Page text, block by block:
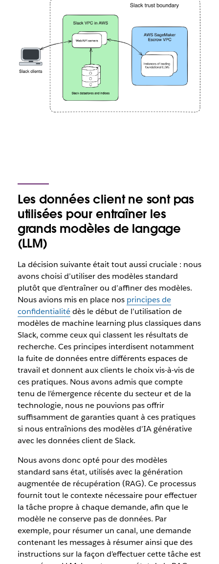
Les données client ne sont pas
utilisées pour entraîner les
grands modèles de langage
(LLM)
La décision suivante était tout aussi cruciale : nous
avons choisi d’utiliser des modèles standard
plutôt que d’entraîner ou d’affiner des modèles.
Nous avions mis en place nos principes de
confidentialitédès le début de l’utilisation de
modèles de machine learning plus classiques dans
Slack, comme ceux qui classent les résultats de
recherche. Ces principes interdisent notamment
la fuite de données entre différents espaces de
travail et donnent aux clients le choix vis-à-vis de
ces pratiques. Nous avons admis que compte
tenu de l’émergence récente du secteur et de la
technologie, nous ne pouvions pas offrir
suffisamment de garanties quant à ces pratiques
si nous entraînions des modèles d’IA générative
avec les données client de Slack.
Nous avons donc opté pour des modèles
standard sans état, utilisés avec la génération
augmentée de récupération (RAG). Ce processus
fournit tout le contexte nécessaire pour effectuer
la tâche propre à chaque demande, afin que le
modèle ne conserve pas de données. Par
exemple, pour résumer un canal, une demande
contenant les messages à résumer ainsi que des
instructions sur la façon d’effectuer cette tâche est